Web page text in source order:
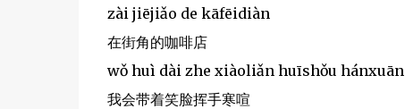
zài jiējiǎo de kāfēidiàn
在街角的咖啡店
wǒ huì dài zhe xiàoliǎn huīshǒu hánxuān
我会带着笑脸挥手寒喧